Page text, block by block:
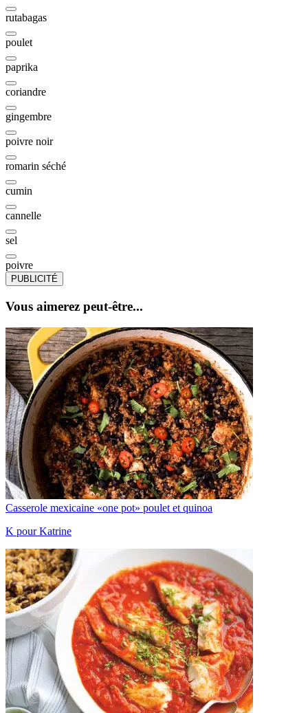
rutabagas
poulet
paprika
coriandre
gingembre
poivre noir
romarin séché
cumin
cannelle
sel
poivre
PUBLICITÉ
Vous aimerez peut-être...
Casserole mexicaine «one pot» poulet et quinoa
K pour Katrine